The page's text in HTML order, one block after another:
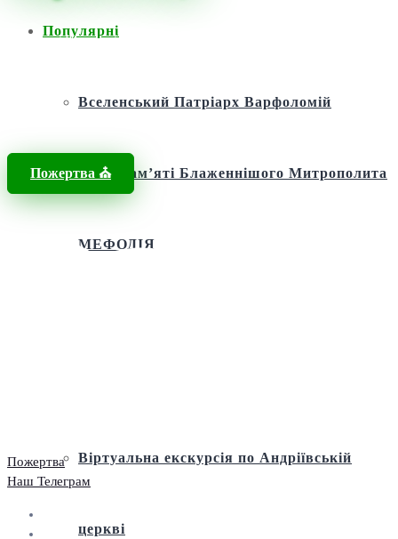
Популярні
Вселенський Патріарх Варфоломій
Фонд пам’яті Блаженнішого Митрополита
МЕФОДІЯ
Віртуальна екскурсія по Андріївській
церкві
Пожертва ⛪️
Головна / Новини /свята Іоанна мироносиця
Пожертва
Наш Телеграм